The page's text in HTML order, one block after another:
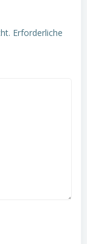
Erforderliche